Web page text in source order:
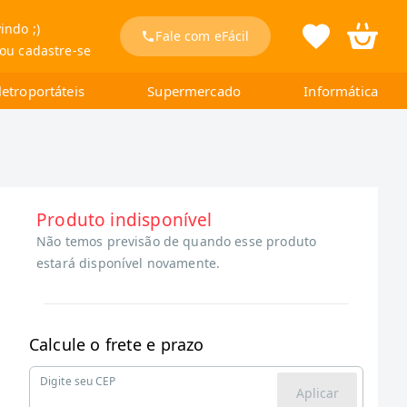
;)
cadastre-se
Fale com eFácil
Supermercado Informática
Produto indisponível
Não temos previsão de quando esse produto
estará disponível novamente.
Calcule o frete e prazo
Digite seu CEP
Aplicar